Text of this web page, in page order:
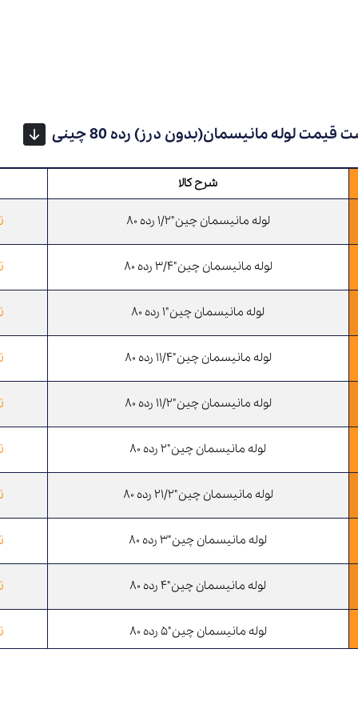
قیمت لوله مانیسمان(بدون درز) رده 80 چینی
شرح کالا
لوله مانیسمان چین"1/2 رده 80
لوله مانیسمان چین"3/4 رده 80
لوله مانیسمان چین"1 رده 80
لوله مانیسمان چین"11/4 رده 80
لوله مانیسمان چین"11/2 رده 80
لوله مانیسمان چین"2 رده 80
لوله مانیسمان چین"21/2 رده 80
لوله مانیسمان چین"3 رده 80
لوله مانیسمان چین"4 رده 80
لوله مانیسمان چین"5 رده 80